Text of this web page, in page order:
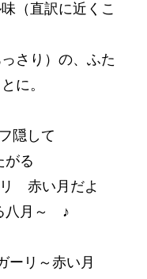
（直訳に近くこ
さり）の、ふた
に。
して
る
赤い月だよ
月～ ♪
リ～赤い月